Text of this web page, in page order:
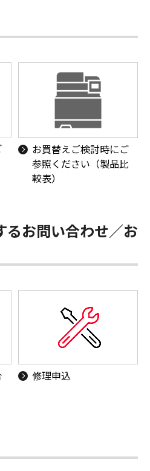
お買替えご検討時にご
参照ください（製品比
較表）
るお問い合わせ／お
修理申込